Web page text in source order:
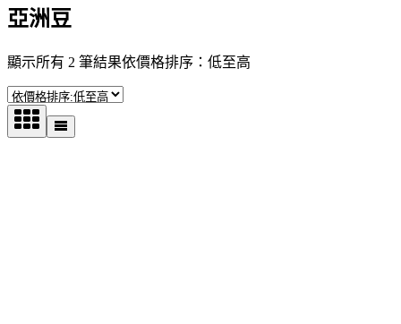
亞洲豆
顯示所有 2 筆結果依價格排序：低至高